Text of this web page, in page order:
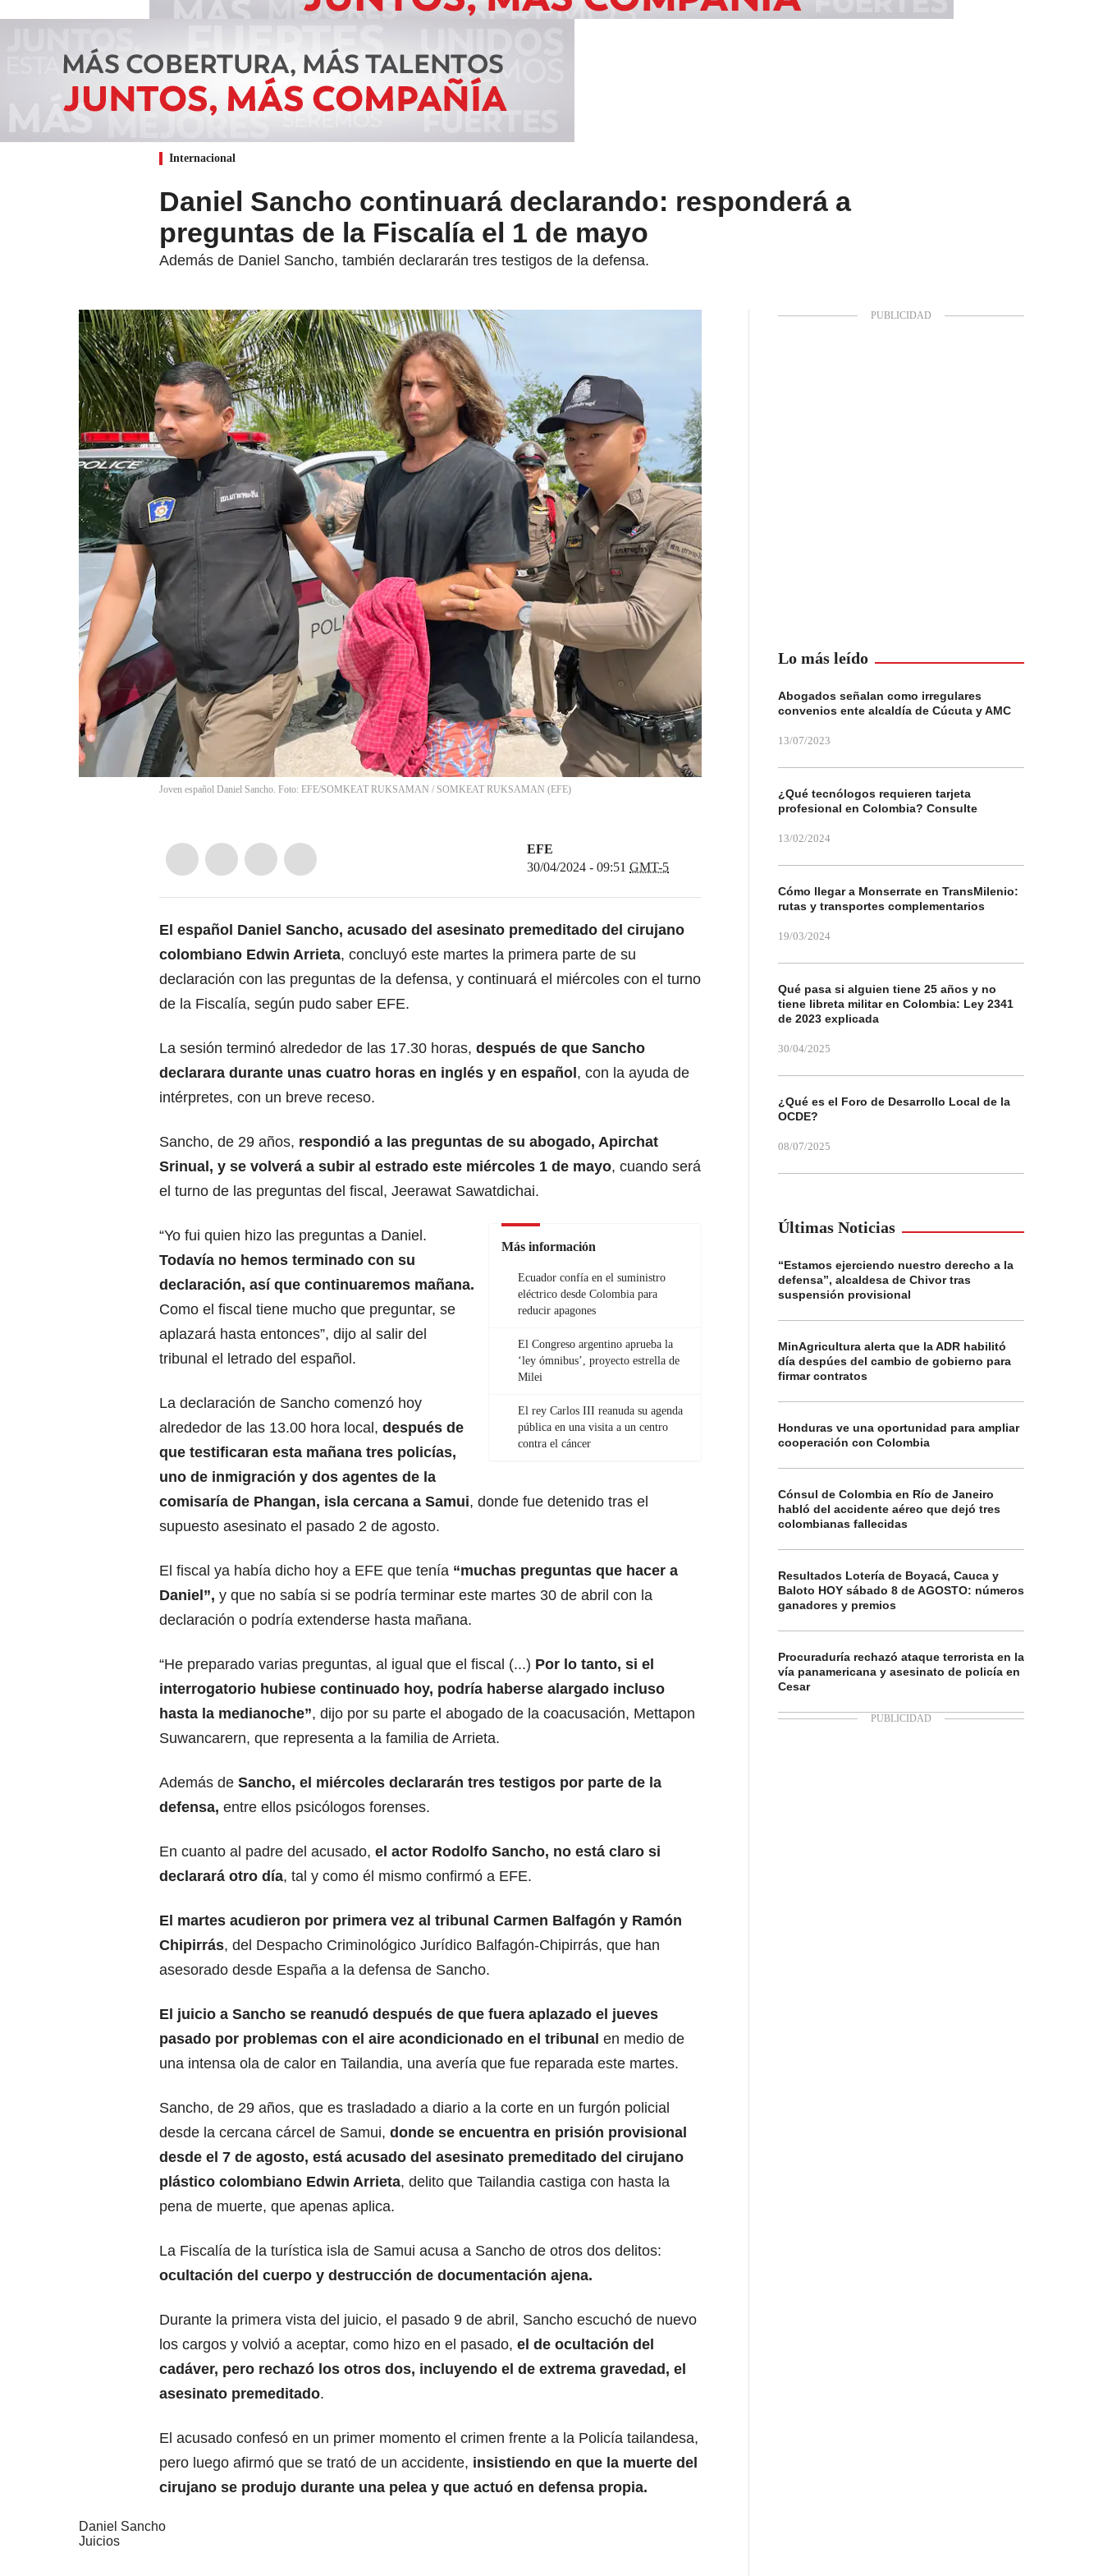
Internacional
Daniel Sancho continuará declarando: responderá a
preguntas de la Fiscalía el 1 de mayo
Además de Daniel Sancho, también declararán tres testigos de la defensa.
Joven español Daniel Sancho. Foto: EFE/SOMKEAT RUKSAMAN / SOMKEAT RUKSAMAN (EFE)
EFE
30/04/2024 - 09:51 GMT-5
El español Daniel Sancho, acusado del asesinato premeditado del cirujano
colombiano Edwin Arrieta, concluyó este martes la primera parte de su
declaración con las preguntas de la defensa, y continuará el miércoles con el turno
de la Fiscalía, según pudo saber EFE.
La sesión terminó alrededor de las 17.30 horas, después de que Sancho
declarara durante unas cuatro horas en inglés y en español , con la ayuda de
intérpretes, con un breve receso.
Sancho, de 29 años, respondió a las preguntas de su abogado, Apirchat
Srinual, y se volverá a subir al estrado este miércoles 1 de mayo, cuando será
el turno de las preguntas del fiscal, Jeerawat Sawatdichai.
Más información
Ecuador confía en el suministro
eléctrico desde Colombia para
reducir apagones
El Congreso argentino aprueba la
‘ley ómnibus’, proyecto estrella de
Milei
El rey Carlos III reanuda su agenda
pública en una visita a un centro
contra el cáncer
“Yo fui quien hizo las preguntas a Daniel.
Todavía no hemos terminado con su
declaración, así que continuaremos mañana.
Como el fiscal tiene mucho que preguntar, se
aplazará hasta entonces”, dijo al salir del
tribunal el letrado del español.
La declaración de Sancho comenzó hoy
alrededor de las 13.00 hora local, después de
que testificaran esta mañana tres policías,
uno de inmigración y dos agentes de la
comisaría de Phangan, isla cercana a Samui, donde fue detenido tras el
supuesto asesinato el pasado 2 de agosto.
El fiscal ya había dicho hoy a EFE que tenía “muchas preguntas que hacer a
Daniel”, y que no sabía si se podría terminar este martes 30 de abril con la
declaración o podría extenderse hasta mañana.
“He preparado varias preguntas, al igual que el fiscal (...) Por lo tanto, si el
interrogatorio hubiese continuado hoy, podría haberse alargado incluso
hasta la medianoche”, dijo por su parte el abogado de la coacusación, Mettapon
Suwancarern, que representa a la familia de Arrieta.
Además de Sancho, el miércoles declararán tres testigos por parte de la
defensa, entre ellos psicólogos forenses.
En cuanto al padre del acusado, el actor Rodolfo Sancho, no está claro si
declarará otro día, tal y como él mismo confirmó a EFE.
El martes acudieron por primera vez al tribunal Carmen Balfagón y Ramón
Chipirrás, del Despacho Criminológico Jurídico Balfagón-Chipirrás, que han
asesorado desde España a la defensa de Sancho.
El juicio a Sancho se reanudó después de que fuera aplazado el jueves
pasado por problemas con el aire acondicionado en el tribunal en medio de
una intensa ola de calor en Tailandia, una avería que fue reparada este martes.
Sancho, de 29 años, que es trasladado a diario a la corte en un furgón policial
desde la cercana cárcel de Samui, donde se encuentra en prisión provisional
desde el 7 de agosto, está acusado del asesinato premeditado del cirujano
plástico colombiano Edwin Arrieta, delito que Tailandia castiga con hasta la
pena de muerte, que apenas aplica.
La Fiscalía de la turística isla de Samui acusa a Sancho de otros dos delitos:
ocultación del cuerpo y destrucción de documentación ajena.
Durante la primera vista del juicio, el pasado 9 de abril, Sancho escuchó de nuevo
los cargos y volvió a aceptar, como hizo en el pasado, el de ocultación del
cadáver, pero rechazó los otros dos, incluyendo el de extrema gravedad, el
asesinato premeditado.
El acusado confesó en un primer momento el crimen frente a la Policía tailandesa,
pero luego afirmó que se trató de un accidente, insistiendo en que la muerte del
cirujano se produjo durante una pelea y que actuó en defensa propia.
Daniel Sancho
Juicios
Lo más leído
Abogados señalan como irregulares
convenios ente alcaldía de Cúcuta y AMC
13/07/2023
¿Qué tecnólogos requieren tarjeta
profesional en Colombia? Consulte
13/02/2024
Cómo llegar a Monserrate en TransMilenio:
rutas y transportes complementarios
19/03/2024
Qué pasa si alguien tiene 25 años y no
tiene libreta militar en Colombia: Ley 2341
de 2023 explicada
30/04/2025
¿Qué es el Foro de Desarrollo Local de la
OCDE?
08/07/2025
Últimas Noticias
“Estamos ejerciendo nuestro derecho a la
defensa”, alcaldesa de Chivor tras
suspensión provisional
MinAgricultura alerta que la ADR habilitó
día despúes del cambio de gobierno para
firmar contratos
Honduras ve una oportunidad para ampliar
cooperación con Colombia
Cónsul de Colombia en Río de Janeiro
habló del accidente aéreo que dejó tres
colombianas fallecidas
Resultados Lotería de Boyacá, Cauca y
Baloto HOY sábado 8 de AGOSTO: números
ganadores y premios
Procuraduría rechazó ataque terrorista en la
vía panamericana y asesinato de policía en
Cesar